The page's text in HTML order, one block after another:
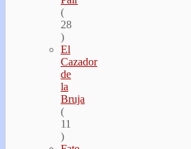
(
28
)
El
Cazador
de
la
Bruja
(
11
)